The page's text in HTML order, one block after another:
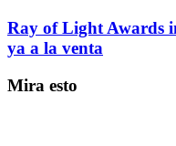
Ray of Light Awards
ya a la venta
Mira esto